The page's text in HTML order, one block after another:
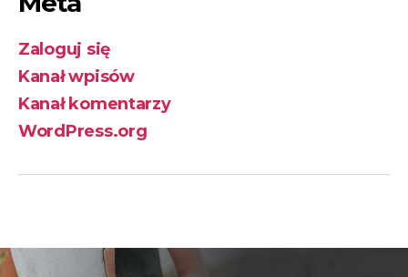
Zaloguj się
Kanał wpisów
Kanał komentarzy
WordPress.org